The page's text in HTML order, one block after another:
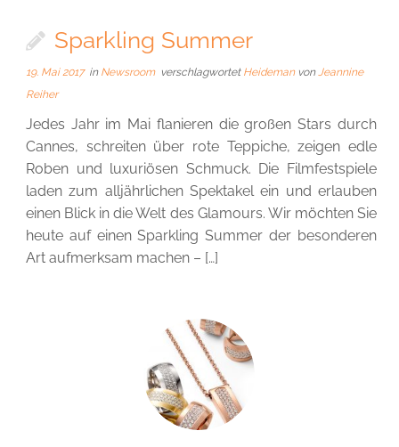
Sparkling Summer
19. Mai 2017in Newsroom verschlagwortet Heideman vonJeannine
Reiher
Jedes Jahr im Mai flanieren die großen Stars durch
Cannes, schreiten über rote Teppiche, zeigen edle
Roben und luxuriösen Schmuck. Die Filmfestspiele
laden zum alljährlichen Spektakel ein und erlauben
einen Blick in die Welt des Glamours. Wir möchten Sie
heute auf einen Sparkling Summer der besonderen
Art aufmerksam machen – […]